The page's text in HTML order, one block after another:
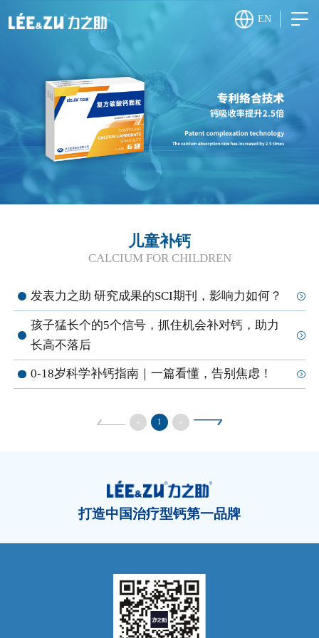
EN
儿童补钙
CALCIUM FOR CHILDREN
发表力之助 研究成果的SCI期刊，影响力如何？
孩子猛长个的5个信号，抓住机会补对钙，助力
长高不落后
0-18岁科学补钙指南｜一篇看懂，告别焦虑！
« 1 »
打造中国治疗型钙第一品牌